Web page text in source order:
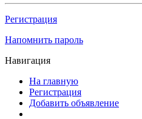
Регистрация
Напомнить пароль
Навигация
На главную
Регистрация
Добавить объявление